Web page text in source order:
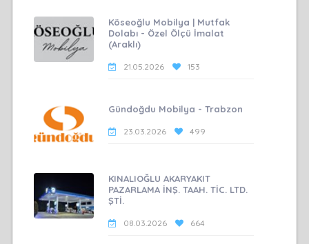
Köseoğlu Mobilya | Mutfak
Dolabı - Özel Ölçü İmalat
(Araklı)
21.05.2026 153
Gündoğdu Mobilya - Trabzon
23.03.2026 499
KINALIOĞLU AKARYAKIT
PAZARLAMA İNŞ. TAAH. TİC. LTD.
ŞTİ.
08.03.2026 664